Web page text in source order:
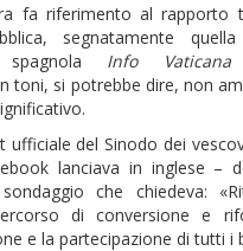
fa riferimento al rapporto
segnatamente
spagnola Info
toni, si potrebbe dire, non
ufficiale del Sinodo dei
lanciava in inglese –
che chiedeva:
di conversione e
e la partecipazione di tutti i